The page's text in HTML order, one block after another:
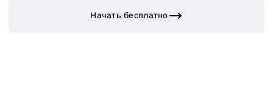
Начать бесплатно